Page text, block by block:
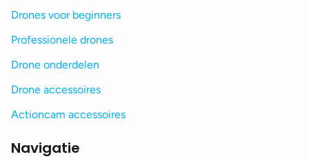
Drones voor beginners
Professionele drones
Drone onderdelen
Drone accessoires
Actioncam accessoires
Navigatie